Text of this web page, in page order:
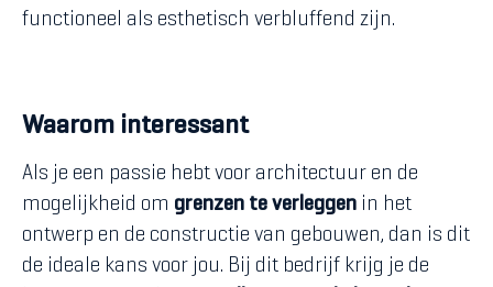
functioneel als esthetisch verbluffend zijn.
Waarom interessant
Als je een passie hebt voor architectuur en de
mogelijkheid om grenzen te verleggen in het
ontwerp en de constructie van gebouwen, dan is dit
de ideale kans voor jou. Bij dit bedrijf krijg je de